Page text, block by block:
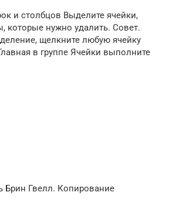
и столбцов Выделите ячейки,
которые нужно удалить. Совет.
щелкните любую ячейку
в группе Ячейки выполните
Брин Гвелл. Копирование